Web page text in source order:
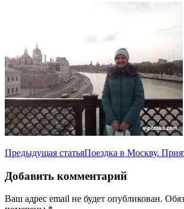
Навигация
по
записям
Предыдущая статьяПоездка в Москву.
Добавить комментарий
Ваш адрес email не будет опубликован.